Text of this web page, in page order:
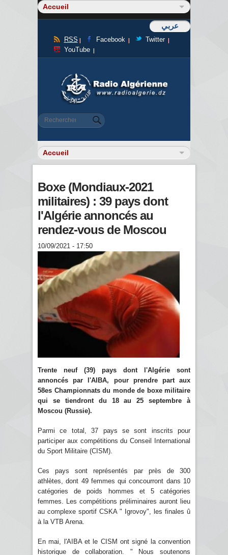
عربي
RSS Facebook
Twitter
YouTube
Formulaire de recherche
Rechercher
Boxe (Mondiaux-2021
militaires) : 39 pays dont
l'Algérie annoncés au
rendez-vous de Moscou
10/09/2021 - 17:50
Trente neuf (39) pays dont l'Algérie sont
annoncés par l'AIBA, pour prendre part aux
58es Championnats du monde de boxe militaire
qui se tiendront du 18 au 25 septembre à
Moscou (Russie).
Parmi ce total, 37 pays se sont inscrits pour
participer aux compétitions du Conseil International
du Sport Militaire (CISM).
Ces pays sont représentés par près de 300
athlètes, dont 49 femmes qui concourront dans 10
catégories de poids hommes et 5 catégories
femmes. Les compétitions préliminaires auront lieu
au complexe sportif CSKA " Igrovoy", les finales û
à la VTB Arena.
En mai, l'AIBA et le CISM ont signé la convention
historique de collaboration. " Nous soutenons